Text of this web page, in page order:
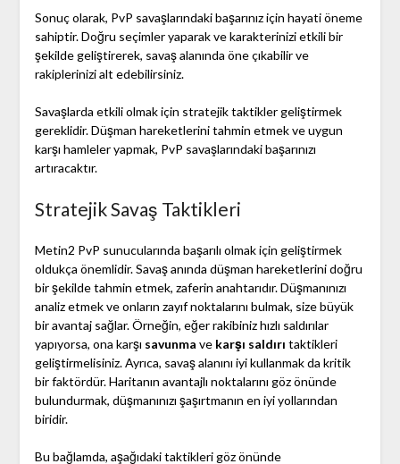
Sonuç olarak, PvP savaşlarındaki başarınız için hayati öneme
sahiptir. Doğru seçimler yaparak ve karakterinizi etkili bir
şekilde geliştirerek, savaş alanında öne çıkabilir ve
rakiplerinizi alt edebilirsiniz.
Savaşlarda etkili olmak için stratejik taktikler geliştirmek
gereklidir. Düşman hareketlerini tahmin etmek ve uygun
karşı hamleler yapmak, PvP savaşlarındaki başarınızı
artıracaktır.
Stratejik Savaş Taktikleri
Metin2 PvP sunucularında başarılı olmak için geliştirmek
oldukça önemlidir. Savaş anında düşman hareketlerini doğru
bir şekilde tahmin etmek, zaferin anahtarıdır. Düşmanınızı
analiz etmek ve onların zayıf noktalarını bulmak, size büyük
bir avantaj sağlar. Örneğin, eğer rakibiniz hızlı saldırılar
yapıyorsa, ona karşı savunma ve karşı saldırı taktikleri
geliştirmelisiniz. Ayrıca, savaş alanını iyi kullanmak da kritik
bir faktördür. Haritanın avantajlı noktalarını göz önünde
bulundurmak, düşmanınızı şaşırtmanın en iyi yollarından
biridir.
Bu bağlamda, aşağıdaki taktikleri göz önünde